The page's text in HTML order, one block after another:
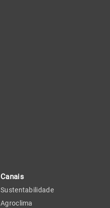
Canais
Sustentabilidade
Agroclima